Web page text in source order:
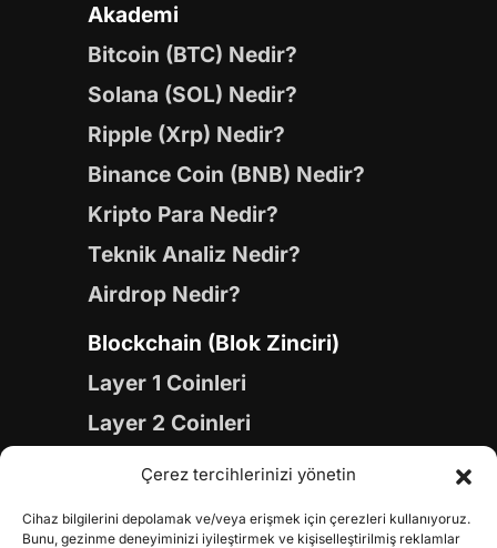
Çerez tercihlerinizi yönetin
Cihaz bilgilerini depolamak ve/veya erişmek için çerezleri kullanıyoruz.
Bunu, gezinme deneyiminizi iyileştirmek ve kişiselleştirilmiş reklamlar
Akademi
Bitcoin (BTC) Nedir?
Solana (SOL) Nedir?
Ripple (Xrp) Nedir?
Binance Coin (BNB) Nedir?
Kripto Para Nedir?
Teknik Analiz Nedir?
Airdrop Nedir?
Blockchain (Blok Zinciri)
Layer 1 Coinleri
Layer 2 Coinleri
Yapay Zeka (AI) Coinleri
Gaming Coinleri